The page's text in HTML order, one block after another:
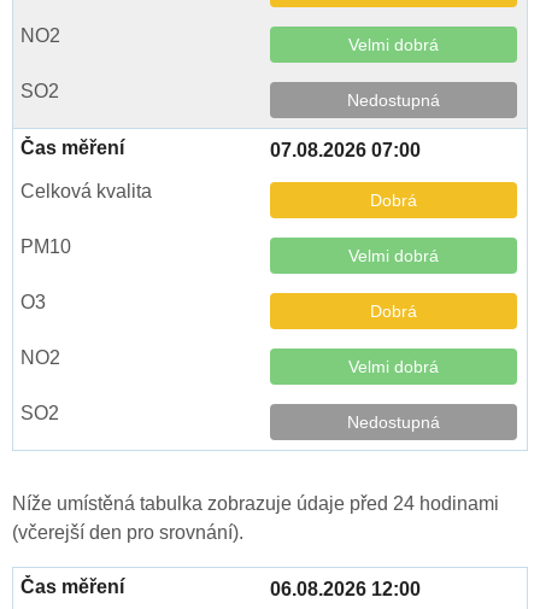
Velmi dobrá
Nedostupná
07.08.2026 07:00
Dobrá
Velmi dobrá
Dobrá
Velmi dobrá
Nedostupná
Níže umístěná tabulka zobrazuje údaje před 24 hodinami
(včerejší den pro srovnání).
06.08.2026 12:00